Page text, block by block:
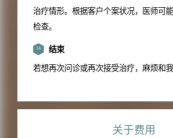
治疗情形。根据客户个案状况，医师可
检查。
14 结束
若想再次问诊或再次接受治疗，麻烦和我
关于费用